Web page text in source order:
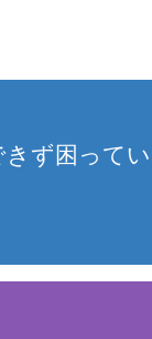
ず困ってい